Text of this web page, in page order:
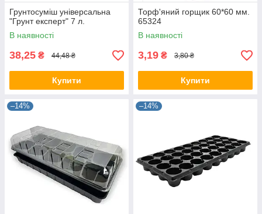
Грунтосуміш універсальна
"Грунт експерт" 7 л.
В наявності
38,25 ₴ 44,48 ₴
Купити
Торф'яний горщик 60*60 мм.
65324
В наявності
3,19 ₴ 3,80 ₴
Купити
–14% –14%